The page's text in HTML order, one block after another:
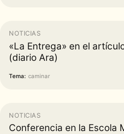
NOTICIAS
«La Entrega» en el
(diario Ara)
Tema: caminar
NOTICIAS
Conferencia en la Escola